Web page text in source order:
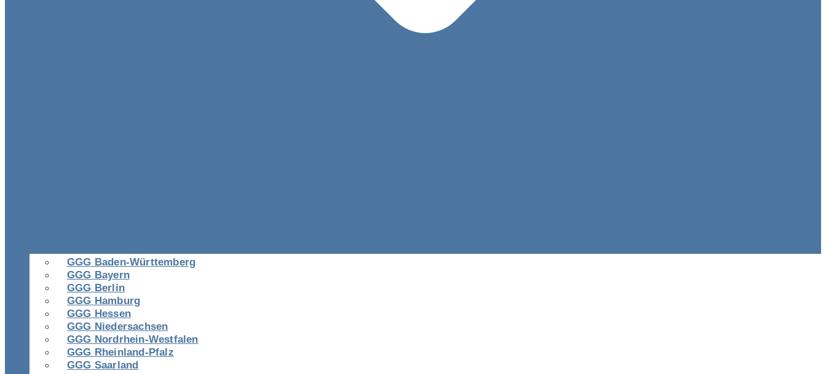
GGG Baden-Württemberg
GGG Bayern
GGG Berlin
GGG Hamburg
GGG Hessen
GGG Niedersachsen
GGG Nordrhein-Westfalen
GGG Rheinland-Pfalz
GGG Saarland